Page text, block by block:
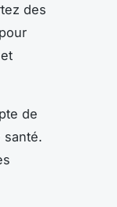
des
de
santé.